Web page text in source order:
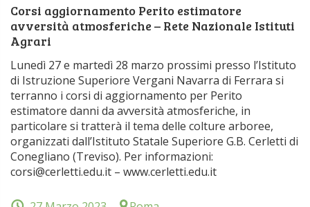
Corsi aggiornamento Perito estimatore
avversità atmosferiche – Rete Nazionale Istituti
Agrari
Lunedì 27 e martedì 28 marzo prossimi presso l’Istituto
di Istruzione Superiore Vergani Navarra di Ferrara si
terranno i corsi di aggiornamento per Perito
estimatore danni da avversità atmosferiche, in
particolare si tratterà il tema delle colture arboree,
organizzati dall’Istituto Statale Superiore G.B. Cerletti di
Conegliano (Treviso). Per informazioni:
corsi@cerletti.edu.it – www.cerletti.edu.it